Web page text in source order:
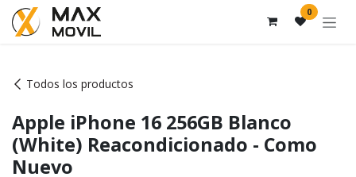
Ir al contenido 0
Todos los productos
Apple iPhone 16 256GB Blanco
(White) Reacondicionado - Como
Nuevo